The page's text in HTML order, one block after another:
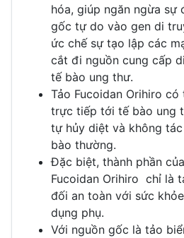
hóa, giúp ngăn ngừa sự
gốc tự do vào gen di
ức chế sự tạo lập các
cắt đi nguồn cung cấp
tế bào ung thư.
Tảo Fucoidan Orihiro
trực tiếp tới tế bào ung
tự hủy diệt và không
bào thường.
Đặc biệt, thành phần
Fucoidan Orihiro chỉ là
đối an toàn với sức
dụng phụ.
Với nguồn gốc là tảo